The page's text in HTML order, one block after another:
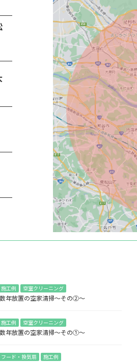
施工例 空室クリーニング
数年放置の空家清掃～その②～
施工例 空室クリーニング
数年放置の空家清掃～その①～
フード・換気扇 施工例